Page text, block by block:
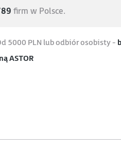
firm w Polsce.
5000 PLN lub odbiór osobisty -
ASTOR